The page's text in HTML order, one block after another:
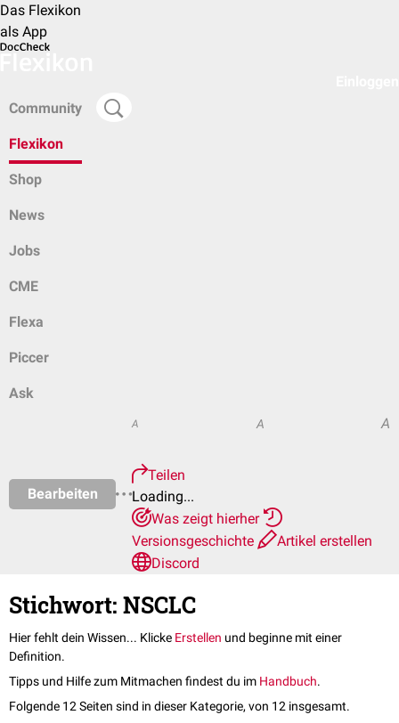
Das Flexikon
als App
Community
Flexikon
Shop
News
Jobs
CME
Flexa
Piccer
Ask
Bearbeiten
A A A
Teilen
Loading...
Was zeigt hierher
Versionsgeschichte
Artikel erstellen
Discord
Stichwort: NSCLC
Hier fehlt dein Wissen... Klicke Erstellen und beginne mit einer
Definition.
Tipps und Hilfe zum Mitmachen findest du im Handbuch.
Folgende 12 Seiten sind in dieser Kategorie, von 12 insgesamt.